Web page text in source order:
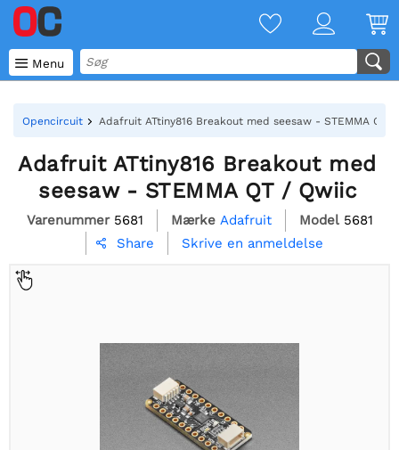
 Menu
Opencircuit Adafruit ATtiny816 Breakout med seesaw - STEMMA QT /
Adafruit ATtiny816 Breakout med
seesaw - STEMMA QT / Qwiic
Varenummer 5681 Mærke Adafruit Model 5681
 Share Skrive en anmeldelse